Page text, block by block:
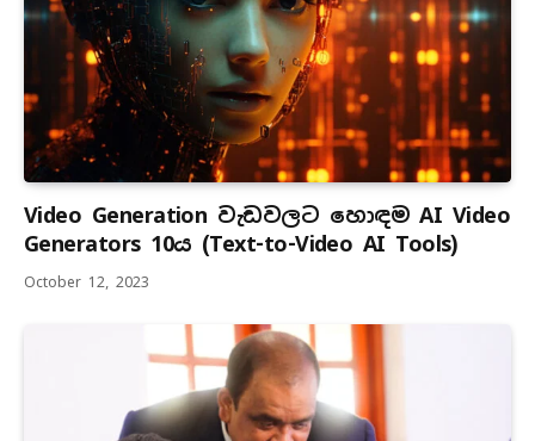
Video Generation වැඩවලට හොඳම AI Video
Generators 10ය (Text-to-Video AI Tools)
October 12, 2023